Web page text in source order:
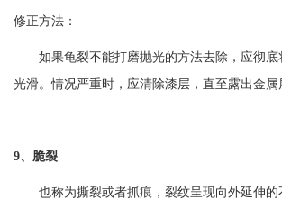
修正方法：
如果龟裂不能打磨抛光的方法去除，应彻
光滑。情况严重时，应清除漆层，直至露出金属
9、脆裂
也称为撕裂或者抓痕，裂纹呈现向外延伸的